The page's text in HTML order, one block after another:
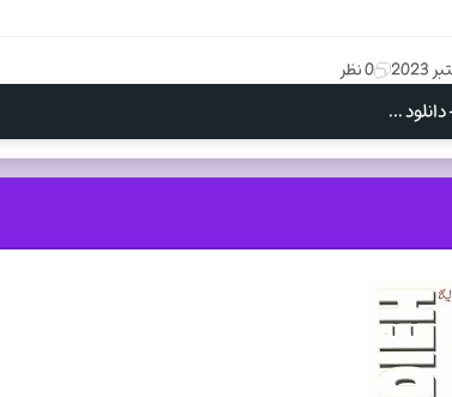
0 نظر
...